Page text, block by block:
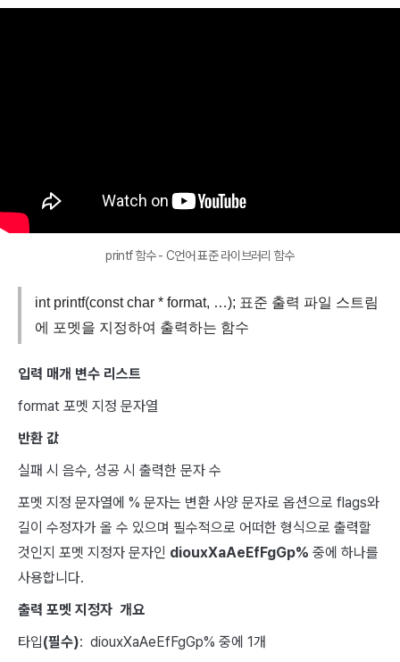
printf 함수 - C언어 표준 라이브러리 함수
int printf(const char * format, …); 표준 출력 파일 스트림
에 포멧을 지정하여 출력하는 함수
입력 매개 변수 리스트
format 포멧 지정 문자열
반환 값
실패 시 음수, 성공 시 출력한 문자 수
포멧 지정 문자열에 % 문자는 변환 사양 문자로 옵션으로 flags와
길이 수정자가 올 수 있으며 필수적으로 어떠한 형식으로 출력할
것인지 포멧 지정자 문자인 diouxXaAeEfFgGp% 중에 하나를
사용합니다.
출력 포멧 지정자 개요
타입(필수): diouxXaAeEfFgGp% 중에 1개